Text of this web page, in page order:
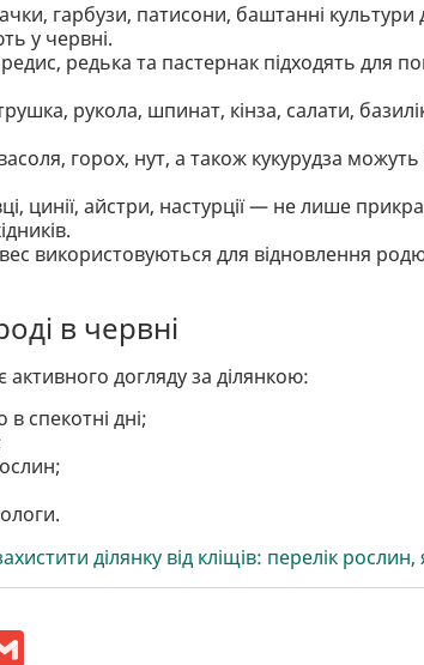
гарбузи, патисони, баштанні культури
у червні.
редька та пастернак підходять для
рукола, шпинат, кінза, салати,
горох, нут, а також кукурудза
цинії, айстри, настурції — не лише
використовуються для відновлення
в червні
догляду за ділянкою:
спекотні дні;
ділянку від кліщів: перелік рослин,